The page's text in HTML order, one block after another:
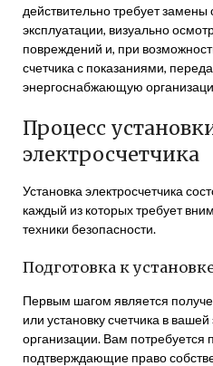
действительно требует замены
эксплуатации, визуально
повреждений и, при
счетчика с показаниями,
энергоснабжающую
Процесс
электросчетчика
Установка электросчетчика
каждый из которых требует
техники безопасности.
Подготовка к
Первым шагом является
или установку счетчика в
организации. Вам потребуется
подтверждающие право